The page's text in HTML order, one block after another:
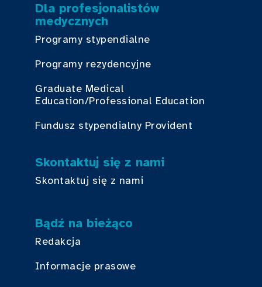
Dla profesjonalistów
medycznych
Programy stypendialne
Programy rezydencyjne
Graduate Medical
Education/Professional Education
Fundusz stypendialny Provident
Skontaktuj się z nami
Skontaktuj się z nami
Bądź na bieżąco
Redakcja
Informacje prasowe